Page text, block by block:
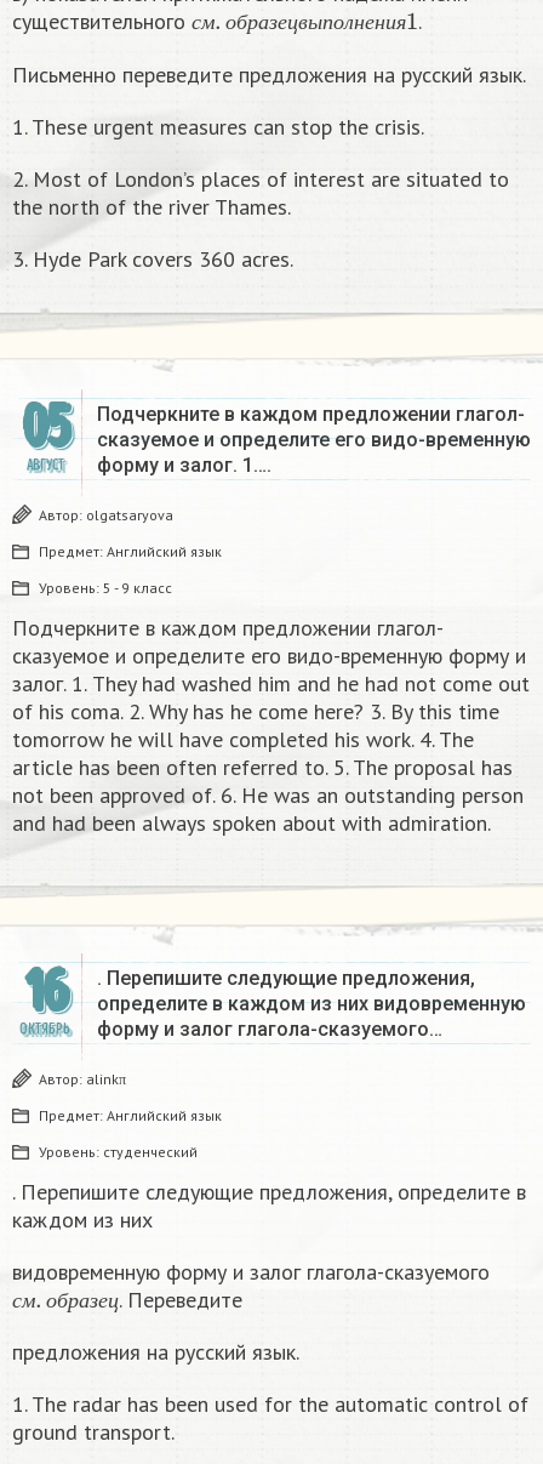
существительного
см о бр аз е ц вып олн ен ия
.
Письменно переведите предложения на русский язык.
1. These urgent measures can stop the crisis.
2. Most of London’s places of interest are situated to
the north of the river Thames.
3. Hyde Park covers 360 acres.
05
АВГУСТ
Подчеркните в каждом предложении глагол-
сказуемое и определите его видо-временную
форму и залог. 1….
Автор: olgatsaryova
Предмет: Английский язык
Уровень: 5 - 9 класс
Подчеркните в каждом предложении глагол-
сказуемое и определите его видо-временную форму и
залог. 1. They had washed him and he had not come out
of his coma. 2. Why has he come here? 3. By this time
tomorrow he will have completed his work. 4. The
article has been often referred to. 5. The proposal has
not been approved of. 6. He was an outstanding person
and had been always spoken about with admiration.
16
ОКТЯБРЬ
. Перепишите следующие предложения,
определите в каждом из них видовременную
форму и залог глагола-сказуемого…
Автор: alinkπ
Предмет: Английский язык
Уровень: студенческий
. Перепишите следующие предложения, определите в
каждом из них
видовременную форму и залог глагола-сказуемого
см о бразе ц
см.образец
. Переведите
предложения на русский язык.
1. The radar has been used for the automatic control of
ground transport.